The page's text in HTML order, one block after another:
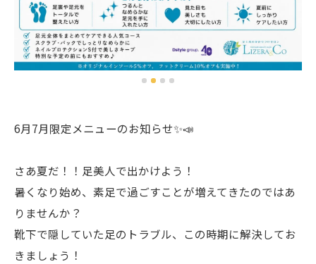
6月7月限定メニューのお知らせ✨📣
さあ夏だ！！足美人で出かけよう！
暑くなり始め、素足で過ごすことが増えてきたのではあ
りませんか？
靴下で隠していた足のトラブル、この時期に解決してお
きましょう！